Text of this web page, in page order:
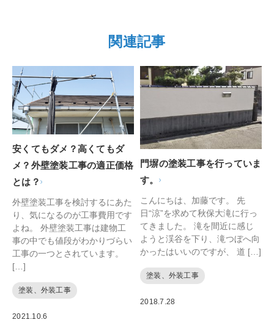
関連記事
安くてもダメ？高くてもダ
メ？外壁塗装工事の適正価格
とは？
外壁塗装工事を検討するにあた
り、気になるのが工事費用です
よね。 外壁塗装工事は建物工
事の中でも値段がわかりづらい
工事の一つとされています。
[…]
塗装、外装工事
2021.10.6
門塀の塗装工事を行っていま
す。
こんにちは、加藤です。 先
日“涼”を求めて秋保大滝に行っ
てきました。 滝を間近に感じ
ようと渓谷を下り、滝つぼへ向
かったはいいのですが、 道 […]
塗装、外装工事
2018.7.28